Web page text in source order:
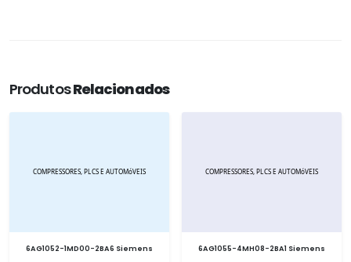
ProdutosRelacionados
6AG1052-1MD00-2BA6 Siemens
6AG1055-4MH08-2BA1 Siemens